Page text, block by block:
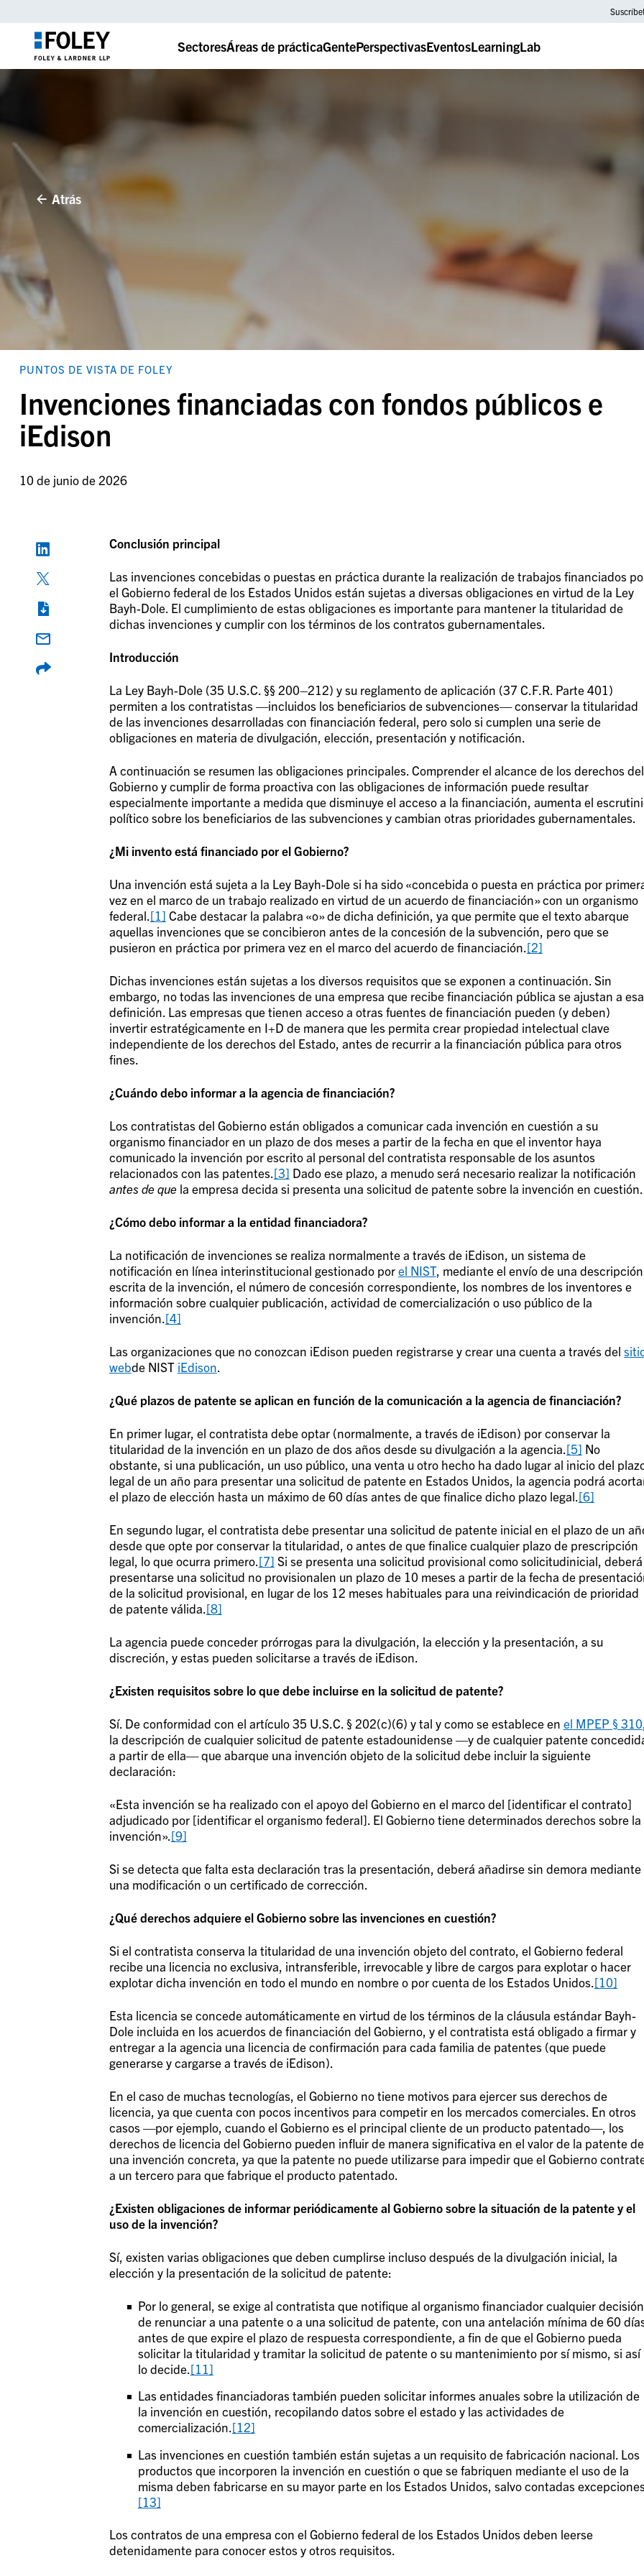
SectoresÁreas de prácticaGentePerspectivasEventosLearningLab
Atrás
PUNTOS DE VISTA DE FOLEY
Invenciones financiadas con fondos públicos e
iEdison
10 de junio de 2026
Conclusión principal
Las invenciones concebidas o puestas en práctica durante la realización de trabajos financiados
el Gobierno federal de los Estados Unidos están sujetas a diversas obligaciones en virtud de la Ley
Bayh-Dole. El cumplimiento de estas obligaciones es importante para mantener la titularidad de
dichas invenciones y cumplir con los términos de los contratos gubernamentales.
Introducción
La Ley Bayh-Dole (35 U.S.C. §§ 200–212) y su reglamento de aplicación (37 C.F.R. Parte 401)
permiten a los contratistas —incluidos los beneficiarios de subvenciones— conservar la titularidad
de las invenciones desarrolladas con financiación federal, pero solo si cumplen una serie de
obligaciones en materia de divulgación, elección, presentación y notificación.
A continuación se resumen las obligaciones principales. Comprender el alcance de los derechos del
Gobierno y cumplir de forma proactiva con las obligaciones de información puede resultar
especialmente importante a medida que disminuye el acceso a la financiación, aumenta el
político sobre los beneficiarios de las subvenciones y cambian otras prioridades gubernamentales.
¿Mi invento está financiado por el Gobierno?
Una invención está sujeta a la Ley Bayh-Dole si ha sido «concebida o puesta en práctica por
vez en el marco de un trabajo realizado en virtud de un acuerdo de financiación» con un organismo
federal. [1] Cabe destacar la palabra «o» de dicha definición, ya que permite que el texto abarque
aquellas invenciones que se concibieron antes de la concesión de la subvención, pero que se
pusieron en práctica por primera vez en el marco del acuerdo de financiación. [2]
Dichas invenciones están sujetas a los diversos requisitos que se exponen a continuación. Sin
embargo, no todas las invenciones de una empresa que recibe financiación pública se ajustan a esa
definición. Las empresas que tienen acceso a otras fuentes de financiación pueden (y deben)
invertir estratégicamente en I+D de manera que les permita crear propiedad intelectual clave
independiente de los derechos del Estado, antes de recurrir a la financiación pública para otros
fines.
¿Cuándo debo informar a la agencia de financiación?
Los contratistas del Gobierno están obligados a comunicar cada invención en cuestión a su
organismo financiador en un plazo de dos meses a partir de la fecha en que el inventor haya
comunicado la invención por escrito al personal del contratista responsable de los asuntos
relacionados con las patentes. [3] Dado ese plazo, a menudo será necesario realizar la notificación
antes de quela empresa decida si presenta una solicitud de patente sobre la invención en
¿Cómo debo informar a la entidad financiadora?
La notificación de invenciones se realiza normalmente a través de iEdison, un sistema de
notificación en línea interinstitucional gestionado porel NIST, mediante el envío de una descripción
escrita de la invención, el número de concesión correspondiente, los nombres de los inventores e
información sobre cualquier publicación, actividad de comercialización o uso público de la
invención. [4]
Las organizaciones que no conozcan iEdison pueden registrarse y crear una cuenta a través del
webde NIST iEdison
¿Qué plazos de patente se aplican en función de la comunicación a la agencia de financiación?
En primer lugar, el contratista debe optar (normalmente, a través de iEdison) por conservar la
titularidad de la invención en un plazo de dos años desde su divulgación a la agencia [5] No
obstante, si una publicación, un uso público, una venta u otro hecho ha dado lugar al inicio del
legal de un año para presentar una solicitud de patente en Estados Unidos, la agencia podrá
el plazo de elección hasta un máximo de 60 días antes de que finalice dicho plazo legal. [6]
En segundo lugar, el contratista debe presentar una solicitud de patente inicial en el plazo de un
desde que opte por conservar la titularidad, o antes de que finalice cualquier plazo de prescripción
legal, lo que ocurra primero. [7] Si se presenta una solicitud provisional como solicitudinicial , deberá
presentarse una solicitud no provisionalen un plazo de 10 meses a partir de la fecha de
de la solicitud provisional, en lugar de los 12 meses habituales para una reivindicación de prioridad
de patente válida. [8]
La agencia puede conceder prórrogas para la divulgación, la elección y la presentación, a su
discreción, y estas pueden solicitarse a través de iEdison.
¿Existen requisitos sobre lo que debe incluirse en la solicitud de patente?
Sí. De conformidad con el artículo 35 U.S.C. § 202(c)(6) y tal y como se establece en el MPEP § 310
la descripción de cualquier solicitud de patente estadounidense —y de cualquier patente
a partir de ella— que abarque una invención objeto de la solicitud debe incluir la siguiente
declaración:
«Esta invención se ha realizado con el apoyo del Gobierno en el marco del [identificar el contrato]
adjudicado por [identificar el organismo federal]. El Gobierno tiene determinados derechos sobre la
invención». [9]
Si se detecta que falta esta declaración tras la presentación, deberá añadirse sin demora mediante
una modificación o un certificado de corrección.
¿Qué derechos adquiere el Gobierno sobre las invenciones en cuestión?
Si el contratista conserva la titularidad de una invención objeto del contrato, el Gobierno federal
recibe una licencia no exclusiva, intransferible, irrevocable y libre de cargos para explotar o hacer
explotar dicha invención en todo el mundo en nombre o por cuenta de los Estados Unidos. [10]
Esta licencia se concede automáticamente en virtud de los términos de la cláusula estándar Bayh-
Dole incluida en los acuerdos de financiación del Gobierno, y el contratista está obligado a firmar y
entregar a la agencia una licencia de confirmación para cada familia de patentes (que puede
generarse y cargarse a través de iEdison).
En el caso de muchas tecnologías, el Gobierno no tiene motivos para ejercer sus derechos de
licencia, ya que cuenta con pocos incentivos para competir en los mercados comerciales. En otros
casos —por ejemplo, cuando el Gobierno es el principal cliente de un producto patentado—, los
derechos de licencia del Gobierno pueden influir de manera significativa en el valor de la patente de
una invención concreta, ya que la patente no puede utilizarse para impedir que el Gobierno
a un tercero para que fabrique el producto patentado.
¿Existen obligaciones de informar periódicamente al Gobierno sobre la situación de la patente y el
uso de la invención?
Sí, existen varias obligaciones que deben cumplirse incluso después de la divulgación inicial, la
elección y la presentación de la solicitud de patente:
Por lo general, se exige al contratista que notifique al organismo financiador cualquier decisión
de renunciar a una patente o a una solicitud de patente, con una antelación mínima de 60
antes de que expire el plazo de respuesta correspondiente, a fin de que el Gobierno pueda
solicitar la titularidad y tramitar la solicitud de patente o su mantenimiento por sí mismo, si así
lo decide. [11]
Las entidades financiadoras también pueden solicitar informes anuales sobre la utilización de
la invención en cuestión, recopilando datos sobreel estado y las actividades de
comercialización.[12]
Las invenciones en cuestión también están sujetas a un requisito de fabricación nacional. Los
productos que incorporen la invención en cuestión o que se fabriquen mediante el uso de la
misma deben fabricarse en su mayor parte en los Estados Unidos, salvo contadas
[13]
Los contratos de una empresa con el Gobierno federal de los Estados Unidos deben leerse
detenidamente para conocer estos y otros requisitos.